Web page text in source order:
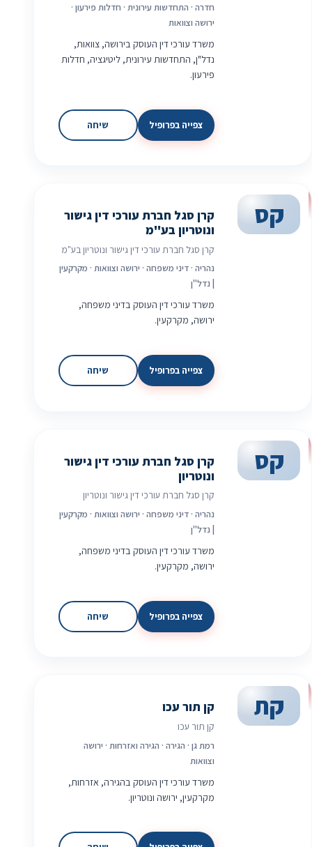
חדרה · התחדשות עירונית · חדלות פירעון ·
ירושה וצוואות
משרד עורכי דין העוסק בירושה, צוואות,
נדל"ן, התחדשות עירונית, ליטיגציה, חדלות
פירעון.
צפייה בפרופיל שיחה
קס
קרן סגל חברת עורכי דין גישור
ונוטריון בע"מ
קרן סגל חברת עורכי דין גישור ונוטריון בע"מ
נהריה · דיני משפחה · ירושה וצוואות · מקרקעין
| נדל"ן
משרד עורכי דין העוסק בדיני משפחה,
ירושה, מקרקעין.
צפייה בפרופיל שיחה
קס
קרן סגל חברת עורכי דין גישור
ונוטריון
קרן סגל חברת עורכי דין גישור ונוטריון
נהריה · דיני משפחה · ירושה וצוואות · מקרקעין
| נדל"ן
משרד עורכי דין העוסק בדיני משפחה,
ירושה, מקרקעין.
צפייה בפרופיל שיחה
קת קן תור עכו
קן תור עכו
רמת גן · הגירה · הגירה ואזרחות · ירושה
וצוואות
משרד עורכי דין העוסק בהגירה, אזרחות,
מקרקעין, ירושה ונוטריון.